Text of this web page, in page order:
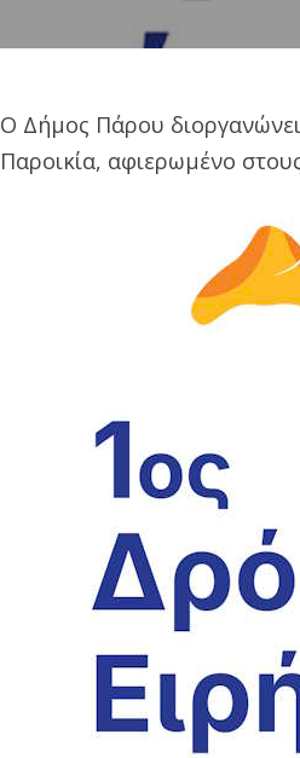
Ο Δήμος Πάρου
Παροικία, αφιερωμένο